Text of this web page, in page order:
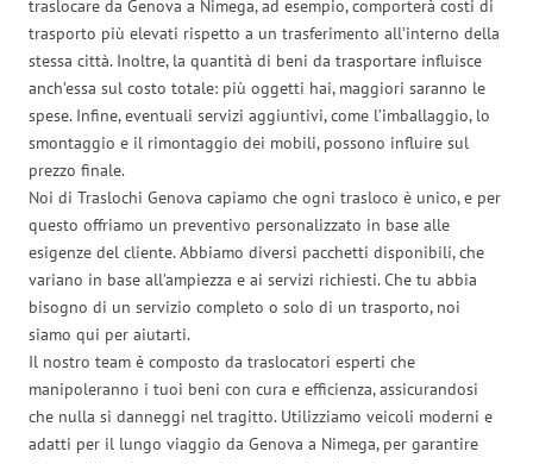
traslocare da Genova a Nimega, ad esempio, comporterà costi di
trasporto più elevati rispetto a un trasferimento all’interno della
stessa città. Inoltre, la quantità di beni da trasportare influisce
anch’essa sul costo totale: più oggetti hai, maggiori saranno le
spese. Infine, eventuali servizi aggiuntivi, come l’imballaggio, lo
smontaggio e il rimontaggio dei mobili, possono influire sul
prezzo finale.
Noi di Traslochi Genova capiamo che ogni trasloco è unico, e per
questo offriamo un preventivo personalizzato in base alle
esigenze del cliente. Abbiamo diversi pacchetti disponibili, che
variano in base all’ampiezza e ai servizi richiesti. Che tu abbia
bisogno di un servizio completo o solo di un trasporto, noi
siamo qui per aiutarti.
Il nostro team è composto da traslocatori esperti che
manipoleranno i tuoi beni con cura e efficienza, assicurandosi
che nulla si danneggi nel tragitto. Utilizziamo veicoli moderni e
adatti per il lungo viaggio da Genova a Nimega, per garantire